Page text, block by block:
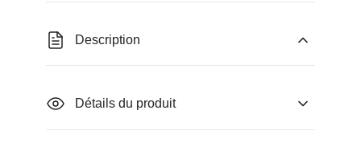
Description
Détails du produit